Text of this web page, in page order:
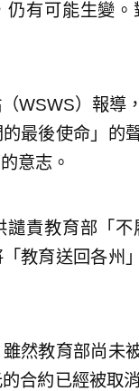
仍有可能生變
WSWS）報導
最後使命」的
意志。
譴責教育部「
教育送回各州
然教育部尚未
合約已經被取